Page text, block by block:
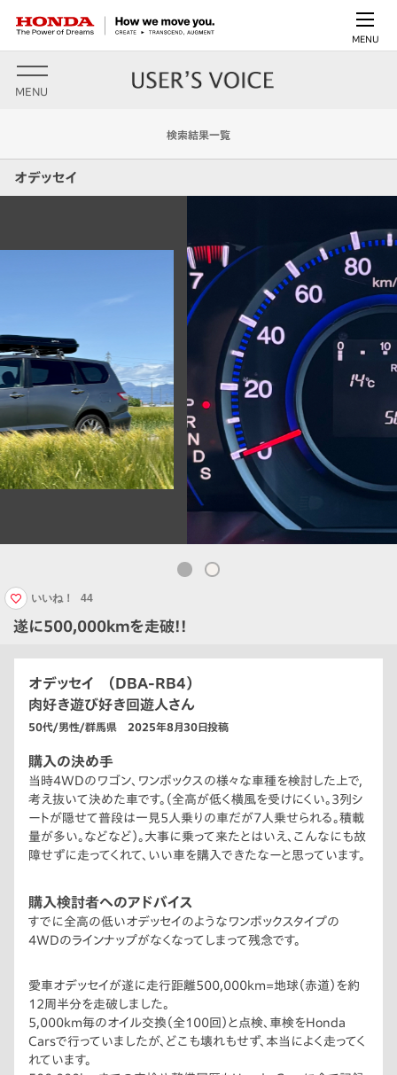
MENU
MENU
検索結果一覧
オデッセイ
遂に500,000kmを走破!!
いいね！ 44
オデッセイ （DBA-RB4）
肉好き遊び好き回遊人さん
50代/男性/群馬県 2025年8月30日投稿
購入の決め手
当時4WDのワゴン、ワンボックスの様々な車種を検討した上で，
考え抜いて決めた車です。（全高が低く横風を受けにくい。3列シ
ートが隠せて普段は一見5人乗りの車だが7人乗せられる。積載
量が多い。などなど）。大事に乗って来たとはいえ、こんなにも故
障せずに走ってくれて、いい車を購入できたなーと思っています。
購入検討者へのアドバイス
すでに全高の低いオデッセイのようなワンボックスタイプの
4WDのラインナップがなくなってしまって残念です。
愛車オデッセイが遂に走行距離500,000km=地球（赤道）を約
12周半分を走破しました。
5,000km毎のオイル交換（全100回）と点検、車検をHonda
Carsで行っていましたが、どこも壊れもせず、本当によく走ってく
れています。